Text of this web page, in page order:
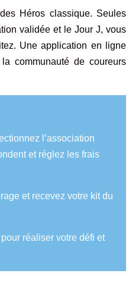
Héros classique. Seules
validée et le Jour J, vous
Une application en ligne
communauté de coureurs
l’association
et réglez les frais
et recevez votre kit du
réaliser votre défi et